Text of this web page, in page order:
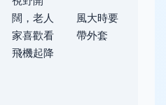
闊，老人
家喜歡看
飛機起降
風大時要
帶外套